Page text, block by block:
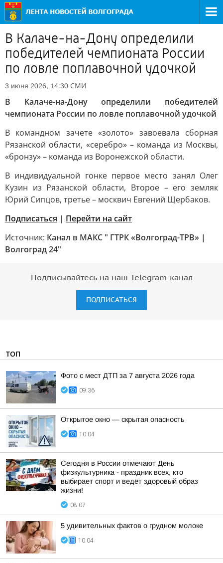
В Калаче-на-Дону определили
победителей чемпионата России
по ловле поплавочной удочкой
3 июня 2026, 14:30 СМИ
В Калаче-на-Дону определили победителей
чемпионата России по ловле поплавочной удочкой
В командном зачете «золото» завоевала сборная
Рязанской области, «серебро» – команда из Москвы,
«бронзу» – команда из Воронежской области.
В индивидуальной гонке первое место занял Олег
Кузин из Рязанской области, Второе – его земляк
Юрий Сипцов, третье – москвич Евгений Щербаков.
Подписаться | Перейти на сайт
Источник: Канал в МАКС " ГТРК «Волгоград-ТРВ» |
Волгоград 24"
Подписывайтесь на наш Telegram-канал
ПОДПИСАТЬСЯ
ТОП
Фото с мест ДТП за 7 августа 2026 года
09:36
Открытое окно — скрытая опасность
10:04
Сегодня в России отмечают День
физкультурника - праздник всех, кто
выбирает спорт и ведёт здоровый образ
жизни!
08:07
5 удивительных фактов о грудном молоке
10:04